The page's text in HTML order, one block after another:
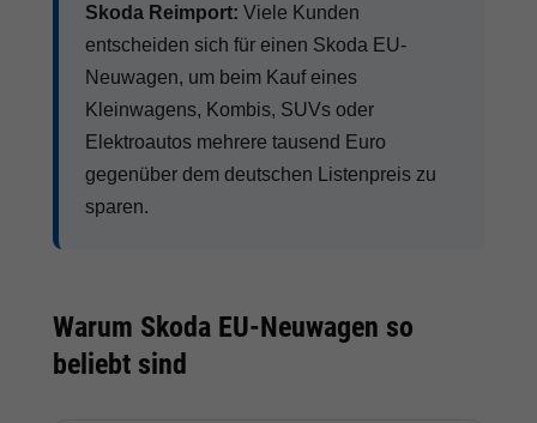
Skoda Reimport: Viele Kunden
entscheiden sich für einen Skoda EU-
Neuwagen, um beim Kauf eines
Kleinwagens, Kombis, SUVs oder
Elektroautos mehrere tausend Euro
gegenüber dem deutschen Listenpreis zu
sparen.
Warum Skoda EU-Neuwagen so
beliebt sind